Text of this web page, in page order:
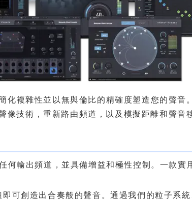
複雜性並以無與倫比的精確度塑造您的聲音
技術，重新路由頻道，以及模擬距離和聲音
何輸出頻道，並具備增益和極性控制。一款實
可創造出合奏般的聲音。通過我們的粒子系